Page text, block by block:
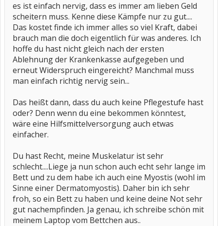
es ist einfach nervig, dass es immer am lieben Geld
scheitern muss. Kenne diese Kämpfe nur zu gut....
Das kostet finde ich immer alles so viel Kraft, dabei
brauch man die doch eigentlich für was anderes. Ich
hoffe du hast nicht gleich nach der ersten
Ablehnung der Krankenkasse aufgegeben und
erneut Widerspruch eingereicht? Manchmal muss
man einfach richtig nervig sein...
Das heißt dann, dass du auch keine Pflegestufe hast
oder? Denn wenn du eine bekommen könntest,
wäre eine Hilfsmittelversorgung auch etwas
einfacher.
Du hast Recht, meine Muskelatur ist sehr
schlecht....Liege ja nun schon auch echt sehr lange im
Bett und zu dem habe ich auch eine Myostis (wohl im
Sinne einer Dermatomyostis). Daher bin ich sehr
froh, so ein Bett zu haben und keine deine Not sehr
gut nachempfinden. Ja genau, ich schreibe schön mit
meinem Laptop vom Bettchen aus..